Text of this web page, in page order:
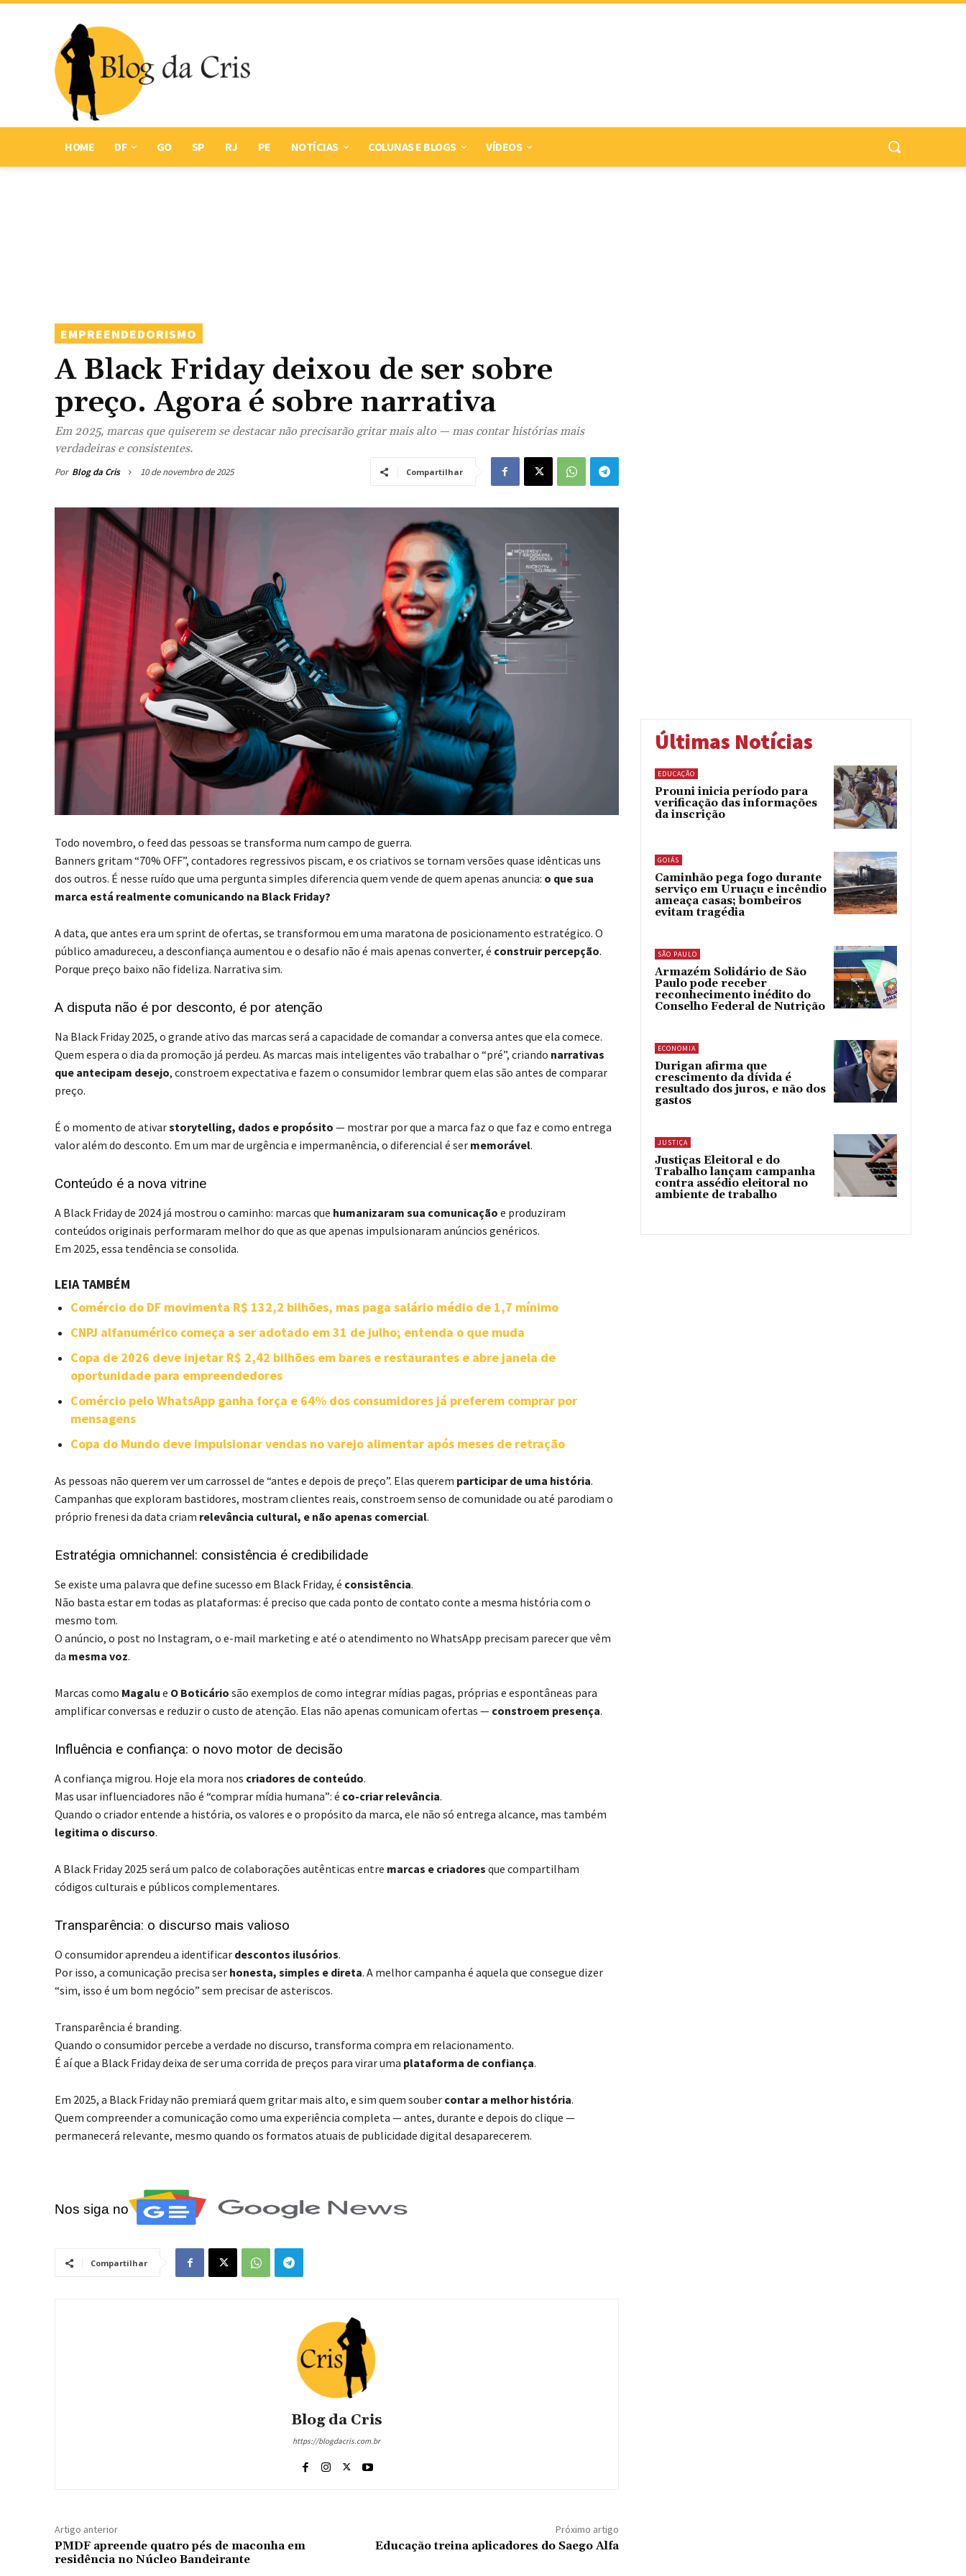
HOME DF GO SP RJ PE NOTÍCIAS COLUNAS E BLOGS VÍDEOS
EMPREENDEDORISMO
A Black Friday deixou de ser sobre
preço. Agora é sobre narrativa
Em 2025, marcas que quiserem se destacar não precisarão gritar mais alto — mas contar histórias mais
verdadeiras e consistentes.
Por Blog da Cris 10 de novembro de 2025 Compartilhar
Todo novembro, o feed das pessoas se transforma num campo de guerra.
Banners gritam “70% OFF”, contadores regressivos piscam, e os criativos se tornam versões quase idênticas uns
dos outros. É nesse ruído que uma pergunta simples diferencia quem vende de quem apenas anuncia: o que sua
marca está realmente comunicando na Black Friday?
A data, que antes era um sprint de ofertas, se transformou em uma maratona de posicionamento estratégico. O
público amadureceu, a desconfiança aumentou e o desafio não é mais apenas converter, é construir percepção.
Porque preço baixo não fideliza. Narrativa sim.
A disputa não é por desconto, é por atenção
Na Black Friday 2025, o grande ativo das marcas será a capacidade de comandar a conversa antes que ela comece.
Quem espera o dia da promoção já perdeu. As marcas mais inteligentes vão trabalhar o “pré”, criando narrativas
que antecipam desejo, constroem expectativa e fazem o consumidor lembrar quem elas são antes de comparar
preço.
É o momento de ativarstorytelling, dados e propósito — mostrar por que a marca faz o que faz e como entrega
valor além do desconto. Em um mar de urgência e impermanência, o diferencial é ser memorável.
Conteúdo é a nova vitrine
A Black Friday de 2024 já mostrou o caminho: marcas que humanizaram sua comunicação e produziram
conteúdos originais performaram melhor do que as que apenas impulsionaram anúncios genéricos.
Em 2025, essa tendência se consolida.
LEIA TAMBÉM
Comércio do DF movimenta R$ 132,2 bilhões, mas paga salário médio de 1,7 mínimo
CNPJ alfanumérico começa a ser adotado em 31 de julho; entenda o que muda
Copa de 2026 deve injetar R$ 2,42 bilhões em bares e restaurantes e abre janela de
oportunidade para empreendedores
Comércio pelo WhatsApp ganha força e 64% dos consumidores já preferem comprar por
mensagens
Copa do Mundo deve impulsionar vendas no varejo alimentar após meses de retração
As pessoas não querem ver um carrossel de “antes e depois de preço”. Elas querem participar de uma história.
Campanhas que exploram bastidores, mostram clientes reais, constroem senso de comunidade ou até parodiam o
próprio frenesi da data criam relevância cultural, e não apenas comercial.
Estratégia omnichannel: consistência é credibilidade
Se existe uma palavra que define sucesso em Black Friday, é consistência.
Não basta estar em todas as plataformas: é preciso que cada ponto de contato conte a mesma história com o
mesmo tom.
O anúncio, o post no Instagram, o e-mail marketing e até o atendimento no WhatsApp precisam parecer que vêm
da mesma voz.
Marcas como Magalu e O Boticário são exemplos de como integrar mídias pagas, próprias e espontâneas para
amplificar conversas e reduzir o custo de atenção. Elas não apenas comunicam ofertas — constroem presença.
Influência e confiança: o novo motor de decisão
A confiança migrou. Hoje ela mora nos criadores de conteúdo.
Mas usar influenciadores não é “comprar mídia humana”: é co-criar relevância.
Quando o criador entende a história, os valores e o propósito da marca, ele não só entrega alcance, mas também
legitima o discurso.
A Black Friday 2025 será um palco de colaborações autênticas entre marcas e criadores que compartilham
códigos culturais e públicos complementares.
Transparência: o discurso mais valioso
O consumidor aprendeu a identificar descontos ilusórios.
Por isso, a comunicação precisa ser honesta, simples e direta. A melhor campanha é aquela que consegue dizer
“sim, isso é um bom negócio” sem precisar de asteriscos.
Transparência é branding.
Quando o consumidor percebe a verdade no discurso, transforma compra em relacionamento.
É aí que a Black Friday deixa de ser uma corrida de preços para virar uma plataforma de confiança.
Em 2025, a Black Friday não premiará quem gritar mais alto, e sim quem souber contar a melhor história.
Quem compreender a comunicação como uma experiência completa — antes, durante e depois do clique —
permanecerá relevante, mesmo quando os formatos atuais de publicidade digital desaparecerem.
Nos siga no
Compartilhar
Blog da Cris
https://blogdacris.com.br
Artigo anterior
PMDF apreende quatro pés de maconha em
residência no Núcleo Bandeirante
Próximo artigo
Educação treina aplicadores do Saego Alfa
Últimas Notícias
EDUCAÇÃO
Prouni inicia período para
verificação das informações
da inscrição
GOIÁS
Caminhão pega fogo durante
serviço em Uruaçu e incêndio
ameaça casas; bombeiros
evitam tragédia
SÃO PAULO
Armazém Solidário de São
Paulo pode receber
reconhecimento inédito do
Conselho Federal de Nutrição
ECONOMIA
Durigan afirma que
crescimento da dívida é
resultado dos juros, e não dos
gastos
JUSTIÇA
Justiças Eleitoral e do
Trabalho lançam campanha
contra assédio eleitoral no
ambiente de trabalho